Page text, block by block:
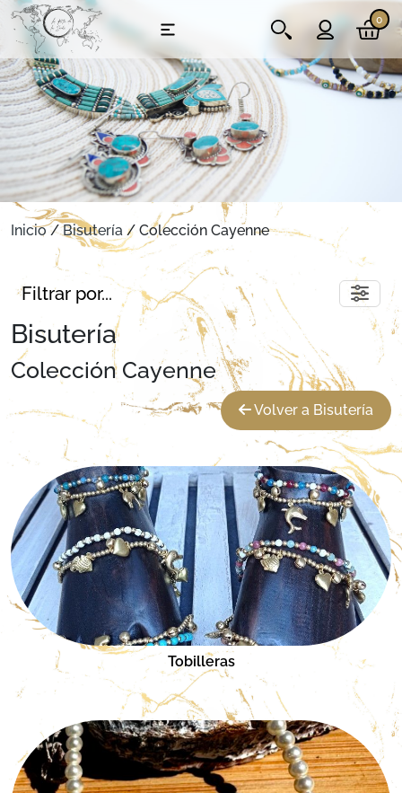
0
Inicio/Bisutería / Colección Cayenne
Filtrar por...
Bisutería
Colección Cayenne
Volver a Bisutería
Tobilleras